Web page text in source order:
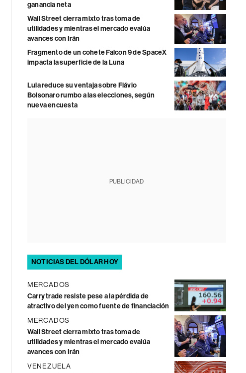
ganancia neta
Wall Street cierra mixto tras toma de
utilidades y mientras el mercado evalúa
avances con Irán
Fragmento de un cohete Falcon 9 de SpaceX
impacta la superficie de la Luna
Lula reduce su ventaja sobre Flávio
Bolsonaro rumbo a las elecciones, según
nueva encuesta
PUBLICIDAD
NOTICIAS DEL DÓLAR HOY
MERCADOS
Carry trade resiste pese a la pérdida de
atractivo del yen como fuente de financiación
MERCADOS
Wall Street cierra mixto tras toma de
utilidades y mientras el mercado evalúa
avances con Irán
VENEZUELA